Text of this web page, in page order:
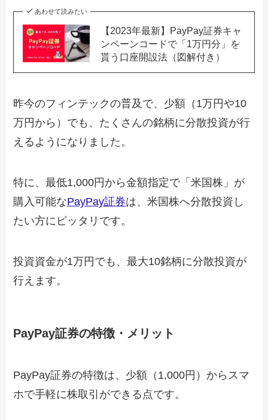
あわせて読みたい
【2023年最新】PayPay証券キャ
ンペーンコードで「1万円分」を
貰う口座開設法（図解付き）
昨今のフィンテックの普及で、少額（1万円や10
万円から）でも、たくさんの銘柄に分散投資が行
えるようになりました。
特に、最低1,000円から金額指定で「米国株」が
購入可能なPayPay証券は、米国株へ分散投資し
たい方にピッタリです。
投資資金が1万円でも、最大10銘柄に分散投資が
行えます。
PayPay証券の特徴・メリット
PayPay証券の特徴は、少額（1,000円）からスマ
ホで手軽に株取引ができる点です。